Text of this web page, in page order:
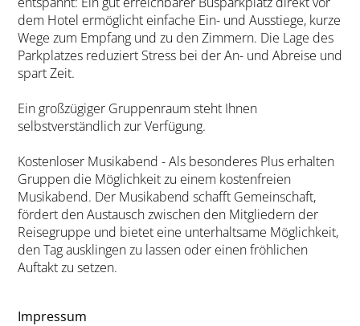
dem Hotel ermöglicht einfache Ein- und Ausstiege, kurze
Wege zum Empfang und zu den Zimmern. Die Lage des
Parkplatzes reduziert Stress bei der An- und Abreise und
spart Zeit.
Ein großzügiger Gruppenraum steht Ihnen
selbstverständlich zur Verfügung.
Kostenloser Musikabend - Als besonderes Plus erhalten
Gruppen die Möglichkeit zu einem kostenfreien
Musikabend. Der Musikabend schafft Gemeinschaft,
fördert den Austausch zwischen den Mitgliedern der
Reisegruppe und bietet eine unterhaltsame Möglichkeit,
den Tag ausklingen zu lassen oder einen fröhlichen
Auftakt zu setzen.
Impressum